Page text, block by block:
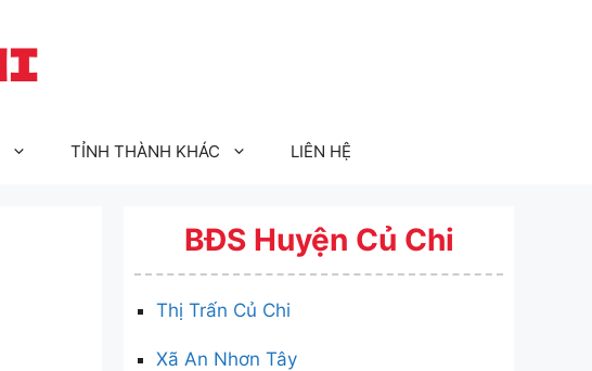
TỈNH THÀNH KHÁC LIÊN HỆ
BĐS Huyện Củ Chi
Thị Trấn Củ Chi
Xã An Nhơn Tây